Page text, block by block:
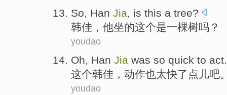
So, Han Jia is this a tree?
韩佳 ，他坐的这个是一棵树吗？
youdao
Oh, Han Jia was so quick to act.
这个韩佳 ，动作也太快了点儿吧
youdao